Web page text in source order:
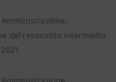
del resoconto intermedio